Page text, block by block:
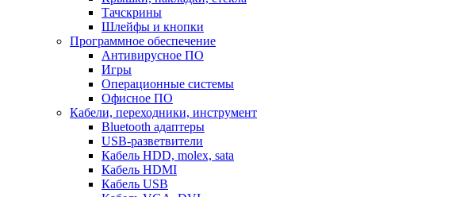
Тачскрины
Шлейфы и кнопки
Программное обеспечение
Антивирусное ПО
Игры
Операционные системы
Офисное ПО
Кабели, переходники, инструмент
Bluetooth адаптеры
USB-разветвители
Кабель HDD, molex, sata
Кабель HDMI
Кабель USB